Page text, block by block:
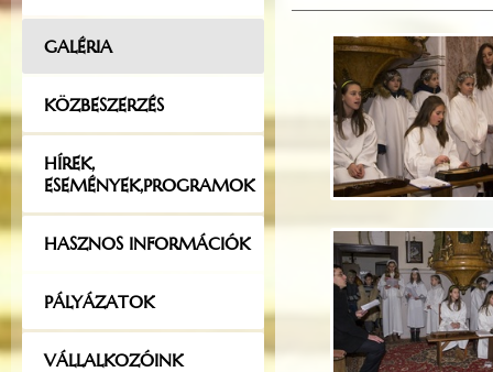
GALÉRIA
KÖZBESZERZÉS
HÍREK,
ESEMÉNYEK,PROGRAMOK
HASZNOS INFORMÁCIÓK
PÁLYÁZATOK
VÁLLALKOZÓINK